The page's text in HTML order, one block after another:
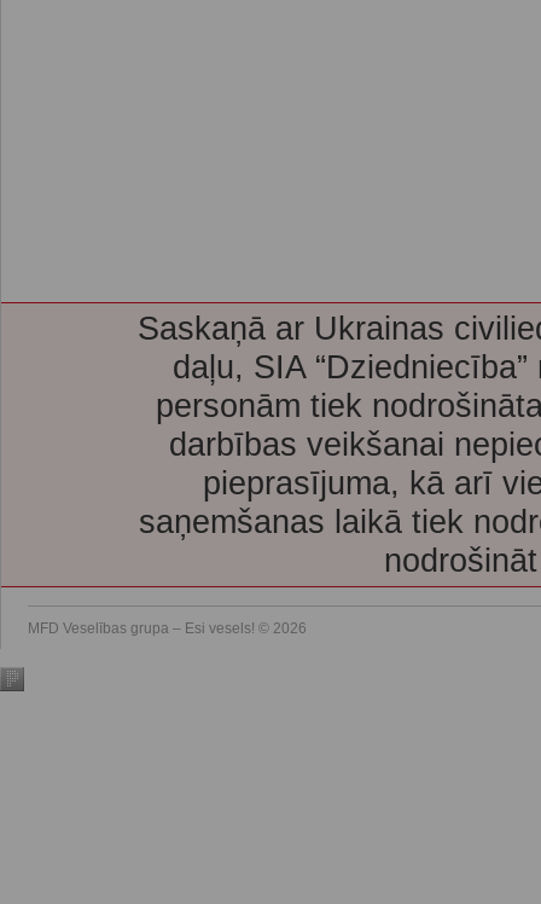
Saskaņā ar Ukrainas
daļu, SIA
personām tiek
darbības veikšanai
pieprasījuma, kā arī
saņemšanas laikā tiek
MFD Veselības grupa – Esi vesels! © 2026